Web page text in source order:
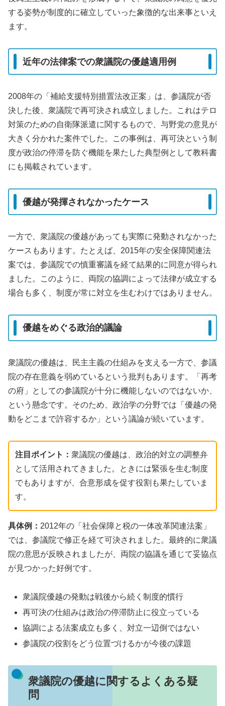
する姿勢が制度的に確立していった象徴的な出来事といえ
ます。
近年の法律案での衆議院の優越適用例
2008年の「補給支援特別措置法改正案」は、参議院が否
決した後、衆議院で再可決され成立しました。これはテロ
対策のための自衛隊派遣に関するもので、与野党の意見が
大きく分かれた案件でした。この事例は、再可決という制
度が政治の停滞を防ぐ機能を果たした典型例として教科書
にも掲載されています。
優越が発揮されなかったケース
一方で、衆議院の優越があっても実際に発動されなかった
ケースもあります。たとえば、2015年の安全保障関連法
案では、参議院での慎重審議を経て結果的に同意が得られ
ました。このように、両院の協調によって法律が成立する
場合も多く、制度が常に対立を生むわけではありません。
優越をめぐる政治的議論
衆議院の優越は、民主主義の仕組みを支える一方で、参議
院の存在意義を弱めているという批判もあります。「再考
の府」としての参議院が十分に機能しないのではないか、
という懸念です。そのため、政治学の分野では「優越の発
動をどこまで許容するか」という議論が続いています。
注目ポイント： 衆議院の優越は、政治的対立の調整弁
として活用されてきました。ときには緊張を生む制度
でもありますが、合意形成を促す役割も果たしていま
す。
具体例： 2012年の「社会保障と税の一体改革関連法案」
では、参議院で修正を経て可決されました。最終的に衆議
院の意思が反映されましたが、両院の協議を通じて妥協点
が見つかった好例です。
衆議院優越の発動は戦後から続く制度的慣行
再可決の仕組みは政治の停滞防止に役立っている
協調による法案成立も多く、対立一辺倒ではない
参議院の役割をどう位置づけるかが今後の課題
衆議院の優越に関するよくある疑
問